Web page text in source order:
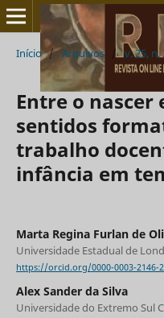
Início / Arquivos / v. 25, n.
Entre o nascer
sentidos
trabalho
infância em
Marta Regina Furlan de
Universidade Estadual de
https://orcid.org/0000-0003-2146-
Alex Sander da Silva
Universidade do Extremo Sul